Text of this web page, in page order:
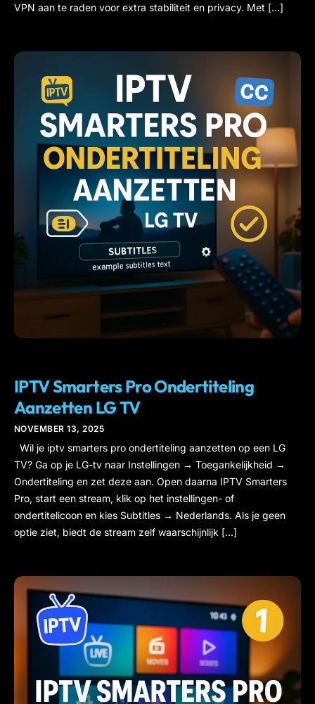
VPN aan te raden voor extra stabiliteit en privacy. Met […]
IPTV Smarters Pro Ondertiteling
Aanzetten LG TV
NOVEMBER 13, 2025
Wil je iptv smarters pro ondertiteling aanzetten op een LG
TV? Ga op je LG-tv naar Instellingen → Toegankelijkheid →
Ondertiteling en zet deze aan. Open daarna IPTV Smarters
Pro, start een stream, klik op het instellingen- of
ondertitelicoon en kies Subtitles → Nederlands. Als je geen
optie ziet, biedt de stream zelf waarschijnlijk […]